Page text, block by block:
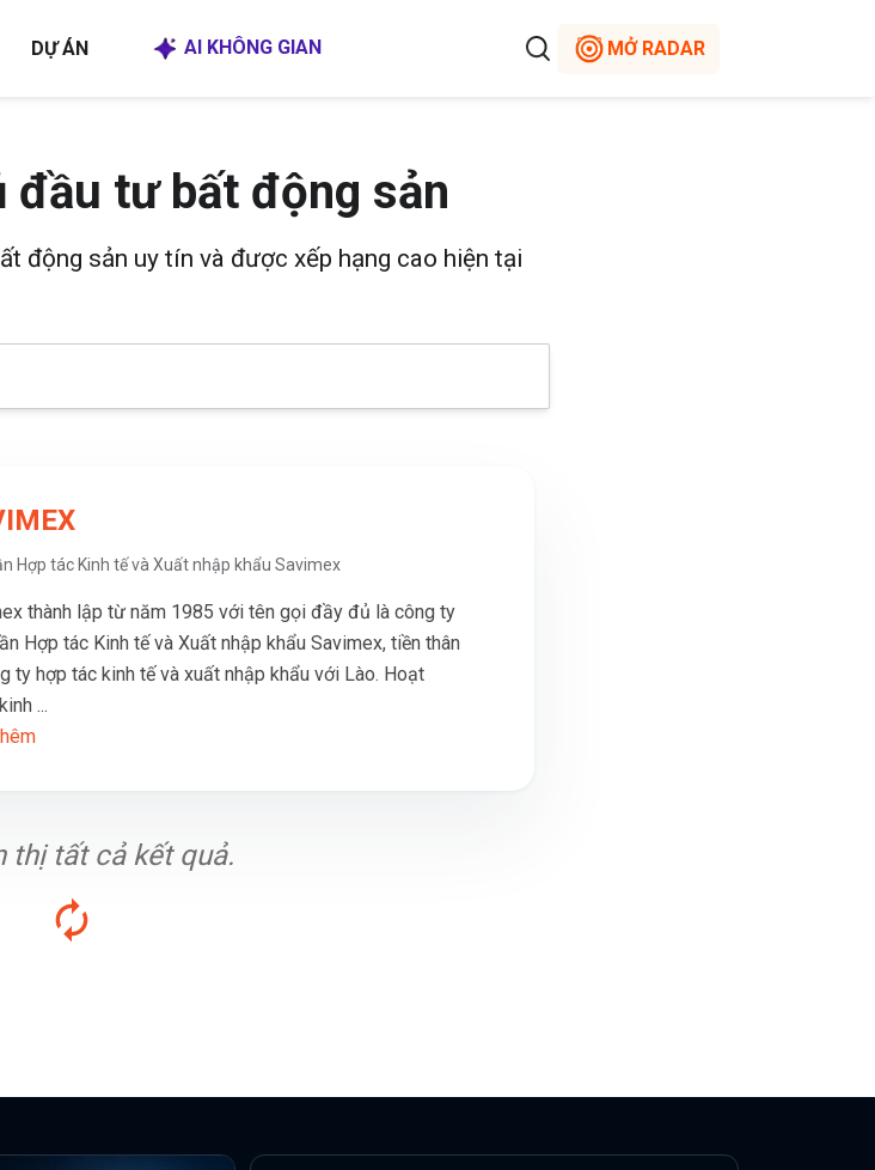
DỰ ÁN AI KHÔNG GIAN MỞ RADAR
đầu tư bất động sản
động sản uy tín và được xếp hạng cao hiện tại
Hợp tác Kinh tế và Xuất nhập khẩu Savimex
thành lập từ năm 1985 với tên gọi đầy đủ là công ty
Hợp tác Kinh tế và Xuất nhập khẩu Savimex, tiền thân
ty hợp tác kinh tế và xuất nhập khẩu với Lào. Hoạt
...
thị tất cả kết quả.